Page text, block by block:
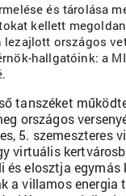
és tárolása
kellett
országos
hallgatóink: a
tanszéket
országos
5.
virtuális
elosztja
villamos energia